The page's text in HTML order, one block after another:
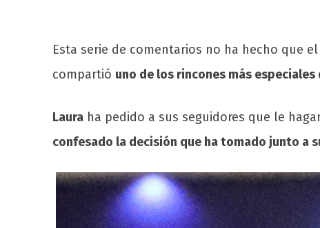
Esta serie de comentarios no ha hecho que
compartió uno de los rincones más especiales
Laura ha pedido a sus seguidores que le
confesado la decisión que ha tomado junto a